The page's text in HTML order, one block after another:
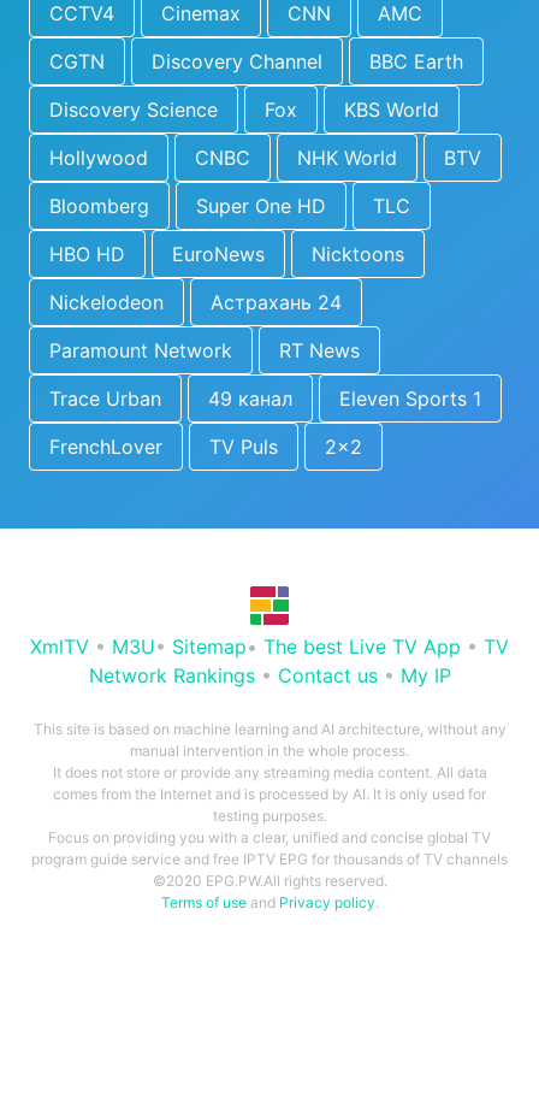
CCTV4 Cinemax CNN
AMC
CGTN
Discovery Channel
BBC Earth
Discovery Science
Fox
KBS World
Hollywood
CNBC NHK World
BTV
Bloomberg
Super One HD
TLC
HBO HD
EuroNews
Nicktoons
Nickelodeon
Астрахань 24
Paramount Network
RT News
Trace Urban
49 канал
Eleven Sports 1
FrenchLover
TV Puls 2x2
XmlTV • M3U• Sitemap• The best Live TV App • TV
Network Rankings• Contact us• My IP
This site is based on machine learning and AI architecture, without any
manual intervention in the whole process.
It does not store or provide any streaming media content. All data
comes from the Internet and is processed by AI. It is only used for
testing purposes.
Focus on providing you with a clear, unified and concise global TV
program guide service and free IPTV EPG for thousands of TV channels
©2020 EPG.PW.All rights reserved.
Terms of useand Privacy policy.